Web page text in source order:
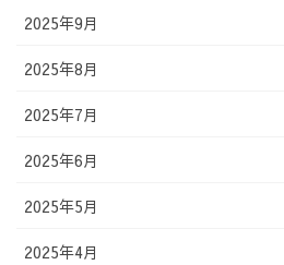
2025年9月
2025年8月
2025年7月
2025年6月
2025年5月
2025年4月